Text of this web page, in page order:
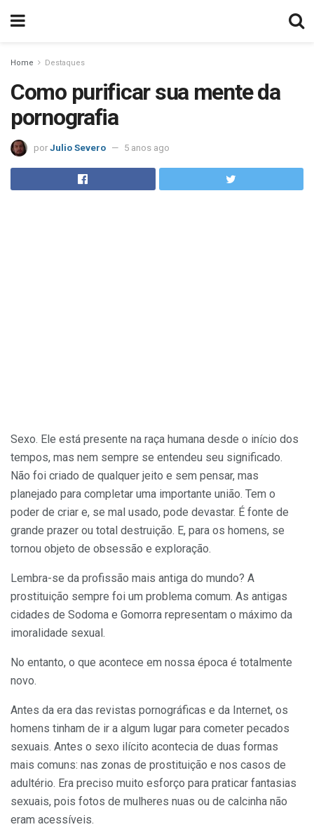
Home Destaques
Como purificar sua mente da
pornografia
por Julio Severo 5 anos ago
Sexo. Ele está presente na raça humana desde o início dos
tempos, mas nem sempre se entendeu seu significado.
Não foi criado de qualquer jeito e sem pensar, mas
planejado para completar uma importante união. Tem o
poder de criar e, se mal usado, pode devastar. É fonte de
grande prazer ou total destruição. E, para os homens, se
tornou objeto de obsessão e exploração.
Lembra-se da profissão mais antiga do mundo? A
prostituição sempre foi um problema comum. As antigas
cidades de Sodoma e Gomorra representam o máximo da
imoralidade sexual.
No entanto, o que acontece em nossa época é totalmente
novo.
Antes da era das revistas pornográficas e da Internet, os
homens tinham de ir a algum lugar para cometer pecados
sexuais. Antes o sexo ilícito acontecia de duas formas
mais comuns: nas zonas de prostituição e nos casos de
adultério. Era preciso muito esforço para praticar fantasias
sexuais, pois fotos de mulheres nuas ou de calcinha não
eram acessíveis.